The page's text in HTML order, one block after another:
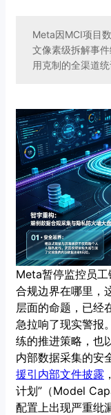
Meta因MCI项目
文像素级拆解事
用克制的全渠道
Meta暂停监控员
合规边界在哪里，
层面的命题，已经
急拉响了现实警报
练的推进策略，也
内部数据采集的安
援引内部文件披露
计划”（Model
配置上出现严重纰